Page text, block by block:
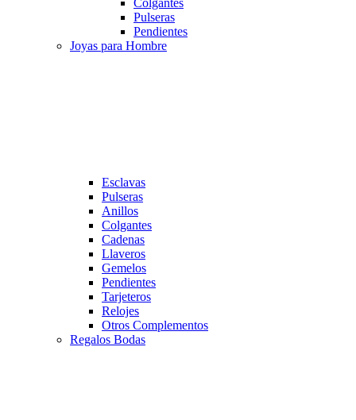
Colgantes
Pulseras
Pendientes
Joyas para Hombre
Esclavas
Pulseras
Anillos
Colgantes
Cadenas
Llaveros
Gemelos
Pendientes
Tarjeteros
Relojes
Otros Complementos
Regalos Bodas